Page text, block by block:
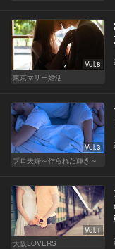
Vol.8
東京マザー婚活
Vol.3
プロ夫婦～作られた輝き～
Vol.1
大阪LOVERS